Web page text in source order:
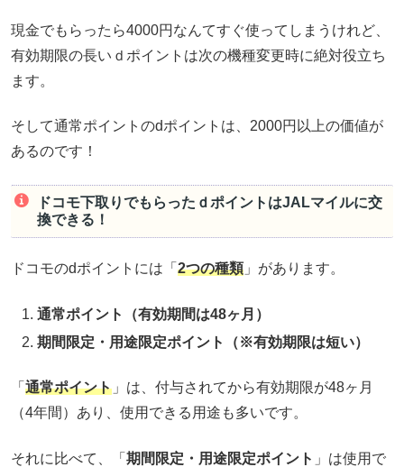
現金でもらったら4000円なんてすぐ使ってしまうけれど、
有効期限の長いｄポイントは次の機種変更時に絶対役立ち
ます。
そして通常ポイントのdポイントは、2000円以上の価値が
あるのです！
ドコモ下取りでもらったｄポイントはJALマイルに交
換できる！
ドコモのdポイントには「 2つの種類」があります。
通常ポイント（有効期間は48ヶ月）
期間限定・用途限定ポイント（※有効期限は短い）
「 通常ポイント 」は、付与されてから有効期限が48ヶ月
（4年間）あり、使用できる用途も多いです。
それに比べて、「 期間限定・用途限定ポイント 」は使用で